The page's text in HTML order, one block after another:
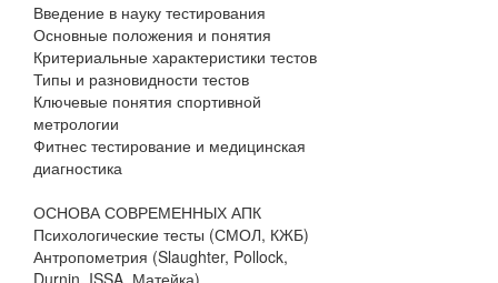
Введение в науку тестирования
Основные положения и понятия
Критериальные характеристики тестов
Типы и разновидности тестов
Ключевые понятия спортивной
метрологии
Фитнес тестирование и медицинская
диагностика
ОСНОВА СОВРЕМЕННЫХ АПК
Психологические тесты (СМОЛ, КЖБ)
Антропометрия (Slaughter, Pollock,